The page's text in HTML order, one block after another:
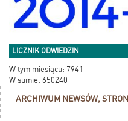
LICZNIK ODWIEDZIN
W tym miesiącu: 7941
W sumie: 650240
ARCHIWUM NEWSÓW,